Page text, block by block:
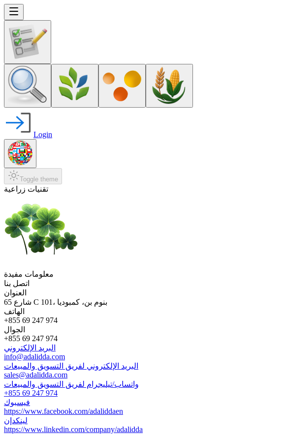
Login
Toggle theme
تقنيات زراعية
معلومات مفيدة
اتصل بنا
العنوان
65 شارع C 101، بنوم بن، كمبوديا
الهاتف
+855 69 247 974
الجوال
+855 69 247 974
البريد الإلكتروني
info@adalidda.com
البريد الإلكتروني لفريق التسويق والمبيعات
sales@adalidda.com
واتساب/تيليجرام لفريق التسويق والمبيعات
+855 69 247 974
فيسبوك
https://www.facebook.com/adaliddaen
لينكدإن
https://www.linkedin.com/company/adalidda